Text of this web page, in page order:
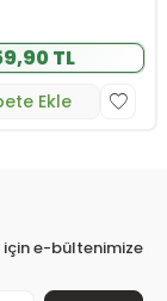
TL
Ekle
e-bültenimize